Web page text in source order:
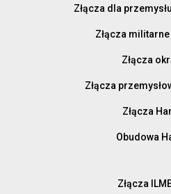
Złącza dla
Złącza
Złącza
Złącza
Złącza
Obudowa
Złącza